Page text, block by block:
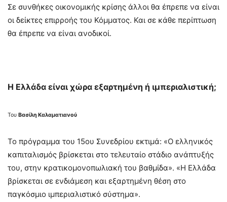
Σε συνθήκες οικονομικής κρίσης άλλοι θα έπρεπε να είναι
οι δείκτες επιρροής του Κόμματος. Και σε κάθε περίπτωση
θα έπρεπε να είναι ανοδικοί.
Η Ελλάδα είναι χώρα εξαρτημένη ή ιμπεριαλιστική;
Του Βασίλη Καλαματιανού
Το πρόγραμμα του 15ου Συνεδρίου εκτιμά: «Ο ελληνικός
καπιταλισμός βρίσκεται στο τελευταίο στάδιο ανάπτυξής
του, στην κρατικομονοπωλιακή του βαθμίδα». «Η Ελλάδα
βρίσκεται σε ενδιάμεση και εξαρτημένη θέση στο
παγκόσμιο ιμπεριαλιστικό σύστημα».